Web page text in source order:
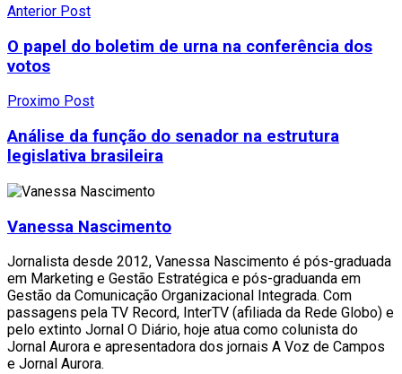
Anterior Post
O papel do boletim de urna na conferência dos
votos
Proximo Post
Análise da função do senador na estrutura
legislativa brasileira
Vanessa Nascimento
Jornalista desde 2012, Vanessa Nascimento é pós-graduada
em Marketing e Gestão Estratégica e pós-graduanda em
Gestão da Comunicação Organizacional Integrada. Com
passagens pela TV Record, InterTV (afiliada da Rede Globo) e
pelo extinto Jornal O Diário, hoje atua como colunista do
Jornal Aurora e apresentadora dos jornais A Voz de Campos
e Jornal Aurora.